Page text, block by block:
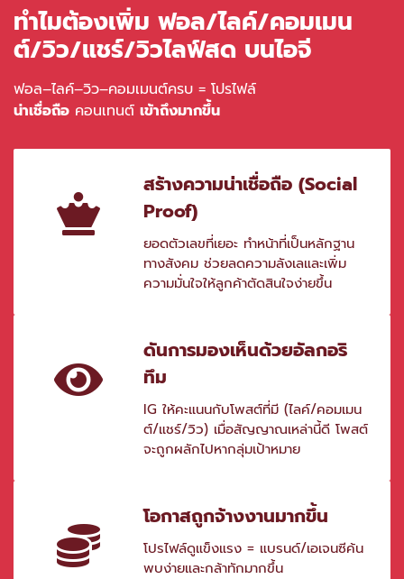
ทำไมต้องเพิ่ม ฟอล/ไลค์/คอมเมน
ต์/วิว/แชร์/วิวไลฟ์สด บนไอจี
ฟอล–ไลค์–วิว–คอมเมนต์ครบ = โปรไฟล์
น่าเชื่อถือ คอนเทนต์ เข้าถึงมากขึ้น
สร้างความน่าเชื่อถือ (Social
Proof)
ยอดตัวเลขที่เยอะ ทำหน้าที่เป็นหลักฐาน
ทางสังคม ช่วยลดความลังเลและเพิ่ม
ความมั่นใจให้ลูกค้าตัดสินใจง่ายขึ้น
ดันการมองเห็นด้วยอัลกอริ
ทึม
IG ให้คะแนนกับโพสต์ที่มี (ไลค์/คอมเมน
ต์/แชร์/วิว) เมื่อสัญญาณเหล่านี้ดี โพสต์
จะถูกผลักไปหากลุ่มเป้าหมาย
โอกาสถูกจ้างงานมากขึ้น
โปรไฟล์ดูแข็งแรง = แบรนด์/เอเจนซีค้น
พบง่ายและกล้าทักมากขึ้น